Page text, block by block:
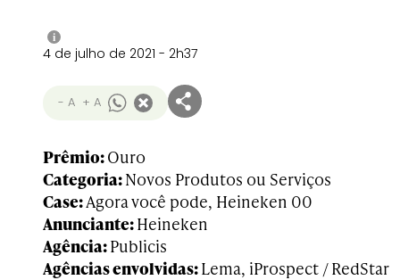
i
4 de julho de 2021 - 2h37
- A + A
Prêmio:Ouro
Categoria:Novos Produtos ou Serviços
Case:Agora você pode, Heineken 00
Anunciante:Heineken
Agência:Publicis
Agências envolvidas:Lema, iProspect / RedStar